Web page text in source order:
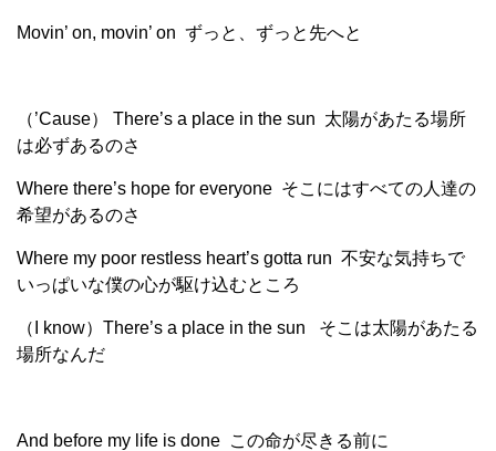
Movin’ on, movin’ on ずっと、ずっと先へと
（’Cause） There’s a place in the sun 太陽があたる場所
は必ずあるのさ
Where there’s hope for everyone そこにはすべての人達の
希望があるのさ
Where my poor restless heart’s gotta run 不安な気持ちで
いっぱいな僕の心が駆け込むところ
（I know）There’s a place in the sun そこは太陽があたる
場所なんだ
And before my life is done この命が尽きる前に